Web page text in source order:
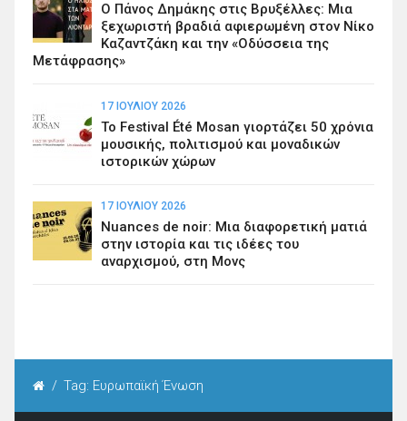
Ο Πάνος Δημάκης στις Βρυξέλλες: Μια
ξεχωριστή βραδιά αφιερωμένη στον Νίκο
Καζαντζάκη και την «Οδύσσεια της
Μετάφρασης»
17 ΙΟΥΛΊΟΥ 2026
Το Festival Été Mosan γιορτάζει 50 χρόνια
μουσικής, πολιτισμού και μοναδικών
ιστορικών χώρων
17 ΙΟΥΛΊΟΥ 2026
Nuances de noir: Μια διαφορετική ματιά
στην ιστορία και τις ιδέες του
αναρχισμού, στη Μονς
/ Tag: Ευρωπαϊκή Ένωση